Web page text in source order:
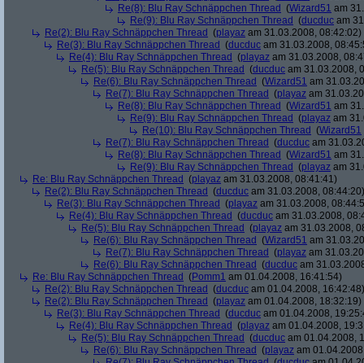
Re(8): Blu Ray Schnäppchen Thread (Wizard51 am
Re(9): Blu Ray Schnäppchen Thread (ducduc am
Re(2): Blu Ray Schnäppchen Thread (playaz am 31.03.2008, 08:42:02)
Re(3): Blu Ray Schnäppchen Thread (ducduc am 31.03.2008,
Re(4): Blu Ray Schnäppchen Thread (playaz am 31.03.2008,
Re(5): Blu Ray Schnäppchen Thread (ducduc am 31.03.2008,
Re(6): Blu Ray Schnäppchen Thread (Wizard51 am
Re(7): Blu Ray Schnäppchen Thread (playaz am
Re(8): Blu Ray Schnäppchen Thread (Wizard51 am
Re(9): Blu Ray Schnäppchen Thread (playaz am
Re(10): Blu Ray Schnäppchen Thread (Wizard51
Re(7): Blu Ray Schnäppchen Thread (ducduc am
Re(8): Blu Ray Schnäppchen Thread (Wizard51 am
Re(9): Blu Ray Schnäppchen Thread (playaz am
Re: Blu Ray Schnäppchen Thread (playaz am 31.03.2008, 08:41:41)
Re(2): Blu Ray Schnäppchen Thread (ducduc am 31.03.2008, 08:44:20)
Re(3): Blu Ray Schnäppchen Thread (playaz am 31.03.2008,
Re(4): Blu Ray Schnäppchen Thread (ducduc am 31.03.2008,
Re(5): Blu Ray Schnäppchen Thread (playaz am 31.03.2008,
Re(6): Blu Ray Schnäppchen Thread (Wizard51 am
Re(7): Blu Ray Schnäppchen Thread (playaz am
Re(6): Blu Ray Schnäppchen Thread (ducduc am
Re: Blu Ray Schnäppchen Thread (Pomm1 am 01.04.2008, 16:41:54)
Re(2): Blu Ray Schnäppchen Thread (ducduc am 01.04.2008, 16:42:48)
Re(2): Blu Ray Schnäppchen Thread (playaz am 01.04.2008, 18:32:19)
Re(3): Blu Ray Schnäppchen Thread (ducduc am 01.04.2008,
Re(4): Blu Ray Schnäppchen Thread (playaz am 01.04.2008,
Re(5): Blu Ray Schnäppchen Thread (ducduc am 01.04.2008,
Re(6): Blu Ray Schnäppchen Thread (playaz am